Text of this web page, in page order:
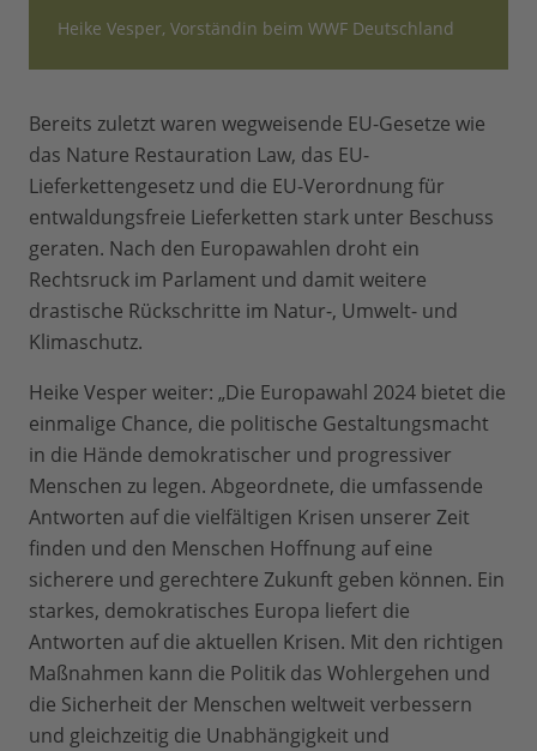
Heike Vesper, Vorständin beim WWF Deutschland
Bereits zuletzt waren wegweisende EU-Gesetze wie
das Nature Restauration Law, das EU-
Lieferkettengesetz und die EU-Verordnung für
entwaldungsfreie Lieferketten stark unter Beschuss
geraten. Nach den Europawahlen droht ein
Rechtsruck im Parlament und damit weitere
drastische Rückschritte im Natur-, Umwelt- und
Klimaschutz.
Heike Vesper weiter: „Die Europawahl 2024 bietet die
einmalige Chance, die politische Gestaltungsmacht
in die Hände demokratischer und progressiver
Menschen zu legen. Abgeordnete, die umfassende
Antworten auf die vielfältigen Krisen unserer Zeit
finden und den Menschen Hoffnung auf eine
sicherere und gerechtere Zukunft geben können. Ein
starkes, demokratisches Europa liefert die
Antworten auf die aktuellen Krisen. Mit den richtigen
Maßnahmen kann die Politik das Wohlergehen und
die Sicherheit der Menschen weltweit verbessern
und gleichzeitig die Unabhängigkeit und